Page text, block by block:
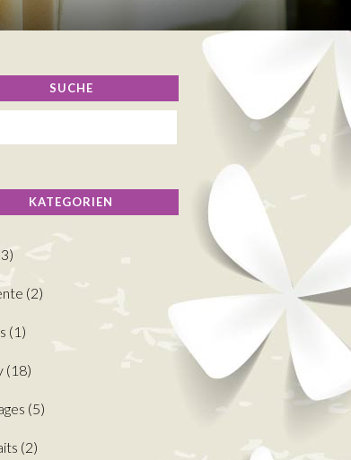
SUCHE
KATEGORIEN
(2)
(1)
(18)
(5)
(2)